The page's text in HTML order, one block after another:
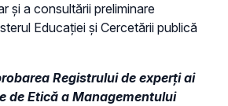
și a consultării preliminare
Educaţiei și Cercetării publică
Registrului de experți ai
de Etică a Managementului